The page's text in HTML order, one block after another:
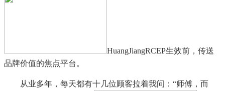
HuangJiangRCEP生效前，传送
品牌价值的焦点平台。
从业多年，每天都有十几位顾客拉着我问：“师傅，而